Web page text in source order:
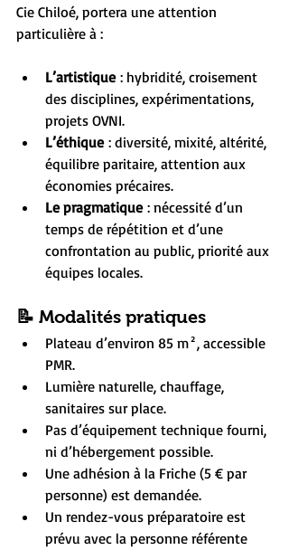
Cie Chiloé, portera une attention
particulière à :
L’artistique : hybridité, croisement
des disciplines, expérimentations,
projets OVNI.
L’éthique : diversité, mixité, altérité,
équilibre paritaire, attention aux
économies précaires.
Le pragmatique : nécessité d’un
temps de répétition et d’une
confrontation au public, priorité aux
équipes locales.
📝 Modalités pratiques
Plateau d’environ 85 m², accessible
PMR.
Lumière naturelle, chauffage,
sanitaires sur place.
Pas d’équipement technique fourni,
ni d’hébergement possible.
Une adhésion à la Friche (5 € par
personne) est demandée.
Un rendez-vous préparatoire est
prévu avec la personne référente